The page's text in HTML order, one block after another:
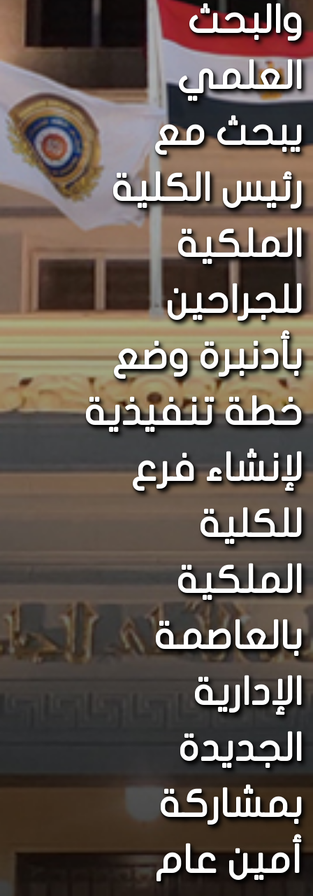
والبحث
العلمي
يبحث مع
رئيس الكلية
الملكية
للجراحين
بأدنبرة وضع
خطة تنفيذية
لإنشاء فرع
للكلية
الملكية
بالعاصمة
الإدارية
الجديدة
بمشاركة
أمين عام